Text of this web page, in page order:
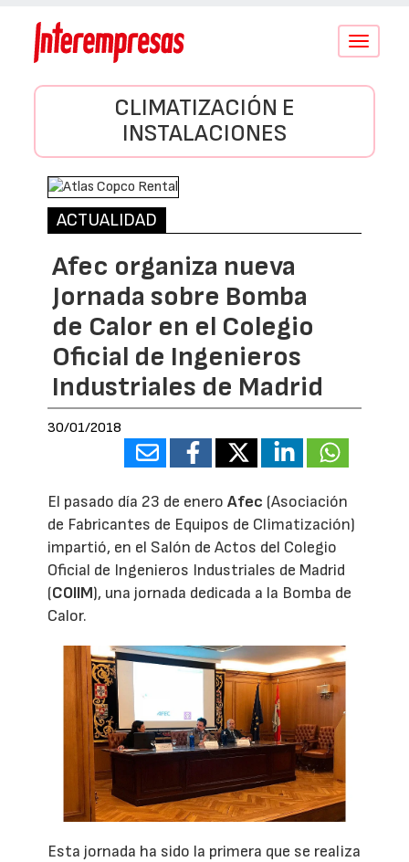
Conmutar
CLIMATIZACIÓN E
INSTALACIONES
ACTUALIDAD
Afec organiza nueva
Jornada sobre Bomba
de Calor en el Colegio
Oficial de Ingenieros
Industriales de Madrid
30/01/2018
El pasado día 23 de eneroAfec (Asociación
de Fabricantes de Equipos de Climatización)
impartió, en el Salón de Actos del Colegio
Oficial de Ingenieros Industriales de Madrid
(COIIM), una jornada dedicada a la Bomba de
Calor.
Esta jornada ha sido la primera que se realiza